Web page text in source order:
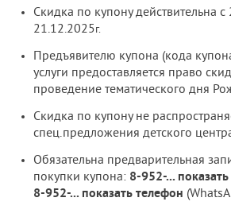
Скидка по купону действительна
21.12.2025г.
Предъявителю купона (кода
услуги предоставляется право
проведение тематического дня
Скидка по купону не
спец.предложения детского
Обязательна предварительная
покупки купона: 8-952-...
8-952-... показать телефон